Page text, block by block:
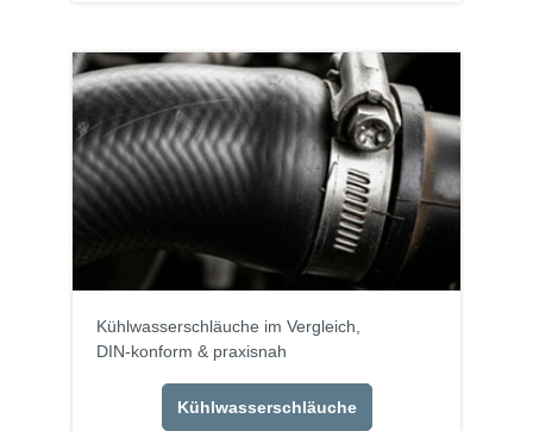
Kühlwasserschläuche im Vergleich,
DIN-konform & praxisnah
Kühlwasserschläuche